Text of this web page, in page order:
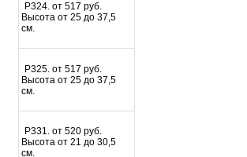
P324. от 517 руб.
Высота от 25 до 37,5
см.
P325. от 517 руб.
Высота от 25 до 37,5
см.
Р331. от 520 руб.
Высота от 21 до 30,5
см.